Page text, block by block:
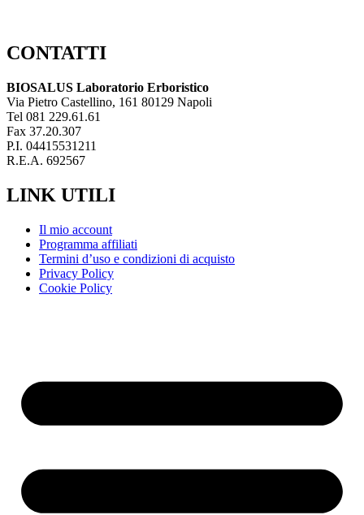
CONTATTI
BIOSALUS Laboratorio Erboristico
Via Pietro Castellino, 161 80129 Napoli
Tel 081 229.61.61
Fax 37.20.307
P.I. 04415531211
R.E.A. 692567
LINK UTILI
Il mio account
Programma affiliati
Termini d’uso e condizioni di acquisto
Privacy Policy
Cookie Policy